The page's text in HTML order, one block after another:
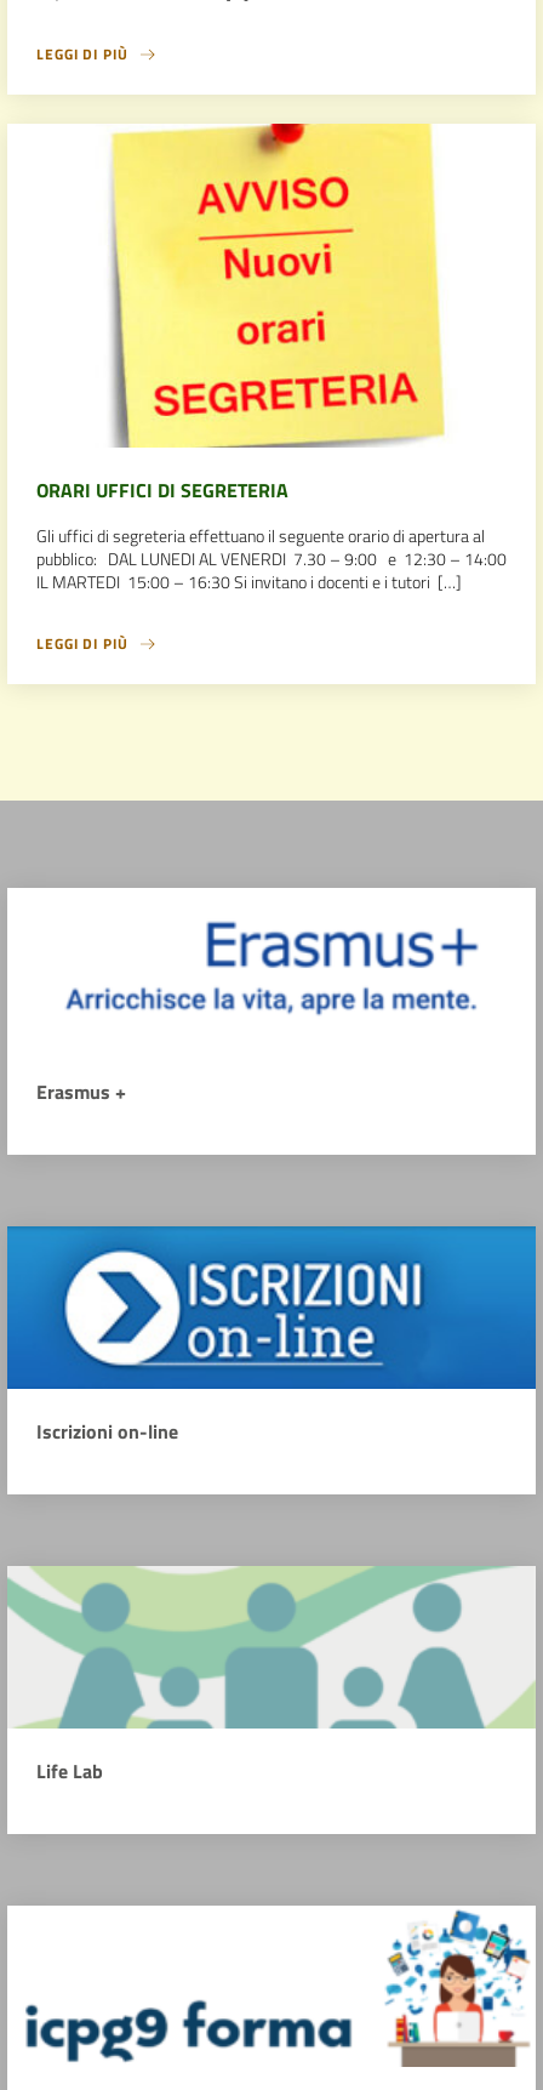
LEGGI DI PIÙ
ORARI UFFICI DI SEGRETERIA
Gli uffici di segreteria effettuano il seguente orario di apertura al
pubblico: DAL LUNEDI AL VENERDI 7.30 – 9:00 e 12:30 – 14:00
IL MARTEDI 15:00 – 16:30 Si invitano i docenti e i tutori […]
LEGGI DI PIÙ
Erasmus +
Iscrizioni on-line
Life Lab